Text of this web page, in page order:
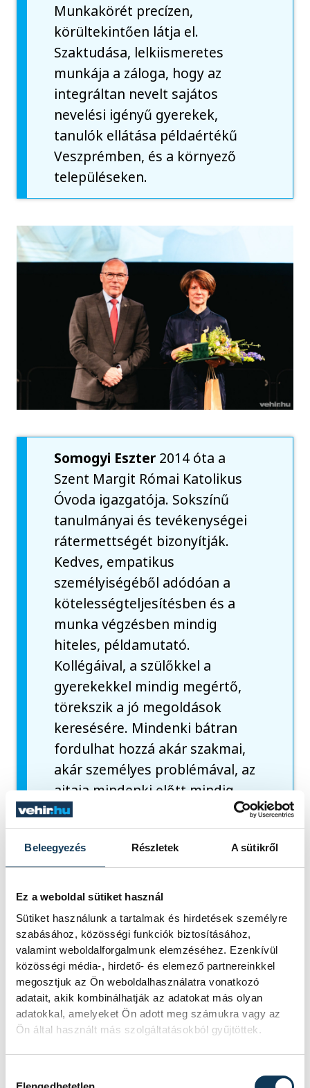
Beleegyezés Részletek A sütikről
Ez a weboldal sütiket használ
Sütiket használunk a tartalmak és hirdetések személyre
szabásához, közösségi funkciók biztosításához,
valamint weboldalforgalmunk elemzéséhez. Ezenkívül
közösségi média-, hirdető- és elemező partnereinkkel
megosztjuk az Ön weboldalhasználatra vonatkozó
adatait, akik kombinálhatják az adatokat más olyan
adatokkal, amelyeket Ön adott meg számukra vagy az
Ön által használt más szolgáltatásokból gyűjtöttek.
Munkakörét precízen,
körültekintően látja el.
Szaktudása, lelkiismeretes
munkája a záloga, hogy az
integráltan nevelt sajátos
nevelési igényű gyerekek,
tanulók ellátása példaértékű
Veszprémben, és a környező
településeken.
Somogyi Eszter 2014 óta a
Szent Margit Római Katolikus
Óvoda igazgatója. Sokszínű
tanulmányai és tevékenységei
rátermettségét bizonyítják.
Kedves, empatikus
személyiségéből adódóan a
kötelességteljesítésben és a
munka végzésben mindig
hiteles, példamutató.
Kollégáival, a szülőkkel a
gyerekekkel mindig megértő,
törekszik a jó megoldások
keresésére. Mindenki bátran
fordulhat hozzá akár szakmai,
akár személyes problémával, az
ajtaja mindenki előtt mindig
nyitva áll. Jó problémamegoldó
készséggel, fejlett érzelmi
kommunikációval, magas
szakmai képzettséggel
rendelkezik.
Németországban az Amerikai
Egyesült Államokban és
Angliában is részt vett szakmai
továbbképzéseken. A
számítástechnika, a
művészetek, a Katt pedagógia,
Stephen – Sarlós Erzsébet
mozgásfejlesztési programja
mindegyik az érdeklődési